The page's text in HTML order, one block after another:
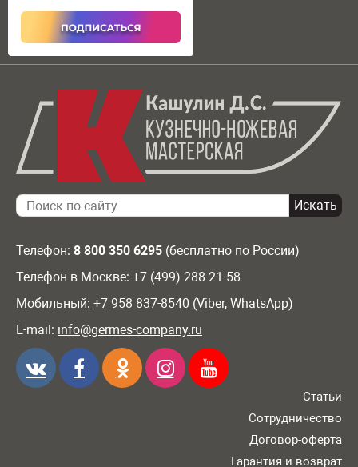
Телефон: 8 800 350 6295 (бесплатно по России)
Телефон в Москве: +7 (499) 288-21-58
Мобильный: +7 958 837-8540 (Viber, WhatsApp)
E-mail: info@germes-company.ru
Статьи
Сотрудничество
Договор-оферта
Гарантия и возврат